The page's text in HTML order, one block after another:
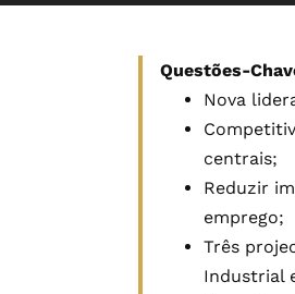
Questões-
Nova
centrais;
Reduzir
emprego;
Três
Industrial